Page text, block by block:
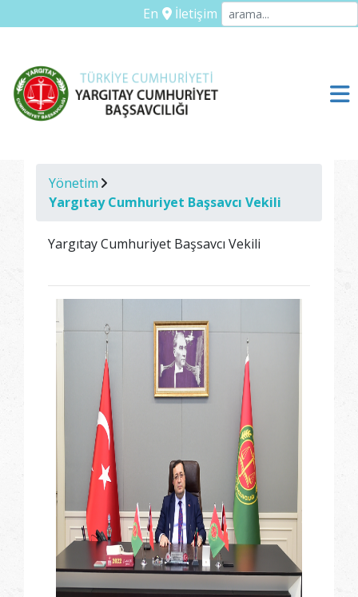
En İletişim
Yönetim
Yargıtay Cumhuriyet Başsavcı Vekili
Yargıtay Cumhuriyet Başsavcı Vekili